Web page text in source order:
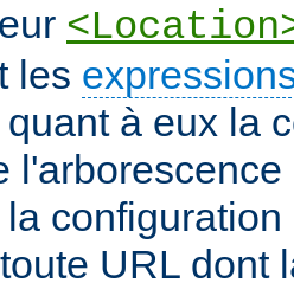
les
à eux la
URL dont